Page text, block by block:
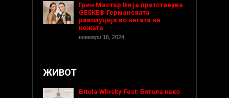
Грин Мастер Ви ја претставува
GESKE® Германската
револуција во негата на
кожата
ноември 18, 2024
ЖИВОТ
Bitola Whisky Fest: Битола како